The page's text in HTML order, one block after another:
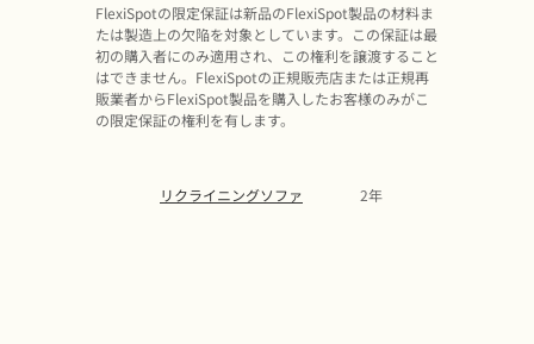
FlexiSpotの限定保証は新品のFlexiSpot製品の材料ま
たは製造上の欠陥を対象としています。この保証は最
初の購入者にのみ適用され、この権利を譲渡すること
はできません。FlexiSpotの正規販売店または正規再
販業者からFlexiSpot製品を購入したお客様のみがこ
の限定保証の権利を有します。
リクライニングソファ 2年